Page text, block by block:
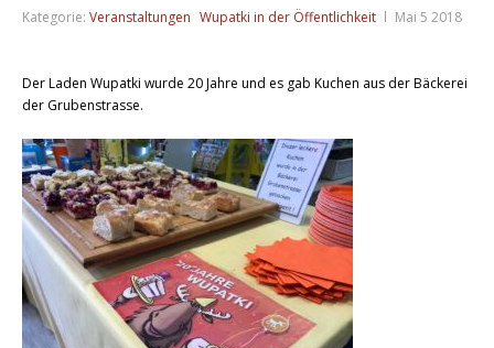
Kategorie: Veranstaltungen Wupatki in der Öffentlichkeit Mai 5 2018
Der Laden Wupatki wurde 20 Jahre und es gab Kuchen aus der Bäckerei
der Grubenstrasse.